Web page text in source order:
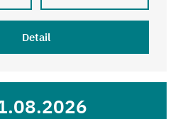
Detail